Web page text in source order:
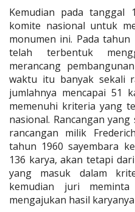
Kemudian pada tanggal
komite nasional untuk
monumen ini. Pada
telah terbentuk
merancang
waktu itu banyak sekali
jumlahnya mencapai 51
memenuhi kriteria yang
nasional. Rancangan
rancangan milik
tahun 1960 sayembara
136 karya, akan tetapi
yang masuk dalam
kemudian juri
mengajukan hasil